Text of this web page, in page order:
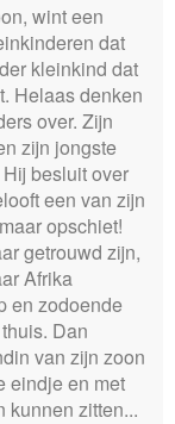
wint een
dat
kleinkind dat
Helaas denken
over. Zijn
zijn jongste
besluit over
een van zijn
opschiet!
getrouwd zijn,
Afrika
en zodoende
Dan
van zijn zoon
eindje en met
kunnen zitten...